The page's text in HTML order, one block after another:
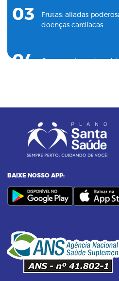
03
Frutas: aliadas
doenças cardíacas
04
05
Entenda o por que a
06
Alimentos
07 Yoga: conheça 6
08
Pilates na terceira
benefícios dessa
BAIXE NOSSO APP: